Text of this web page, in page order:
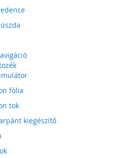
fólia
tok
kiegészítő